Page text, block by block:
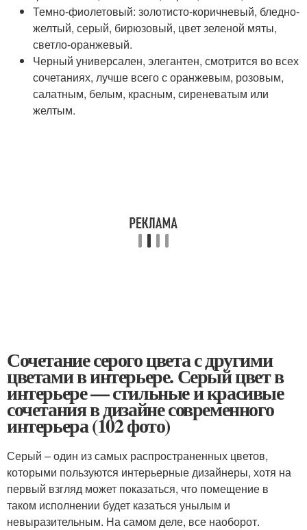
Темно-фиолетовый: золотисто-коричневый, бледно-
желтый, серый, бирюзовый, цвет зеленой мяты,
светло-оранжевый.
Черный универсален, элегантен, смотрится во всех
сочетаниях, лучше всего с оранжевым, розовым,
салатным, белым, красным, сиреневатым или
желтым.
Сочетание серого цвета с другими
цветами в интерьере. Серый цвет в
интерьере — стильные и красивые
сочетания в дизайне современного
интерьера (102 фото)
Серый – один из самых распространенных цветов,
которыми пользуются интерьерные дизайнеры, хотя на
первый взгляд может показаться, что помещение в
таком исполнении будет казаться унылым и
невыразительным. На самом деле, все наоборот.